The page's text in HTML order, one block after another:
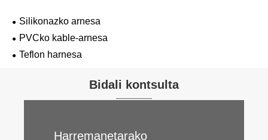
Silikonazko arnesa
PVCko kable-arnesa
Teflon harnesa
Bidali kontsulta
Harremanetarako